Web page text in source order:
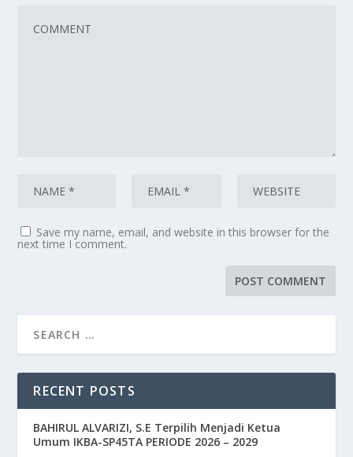
Save my name, email, and website in this browser for the
next time I comment.
RECENT POSTS
BAHIRUL ALVARIZI, S.E Terpilih Menjadi Ketua
Umum IKBA-SP45TA PERIODE 2026 – 2029